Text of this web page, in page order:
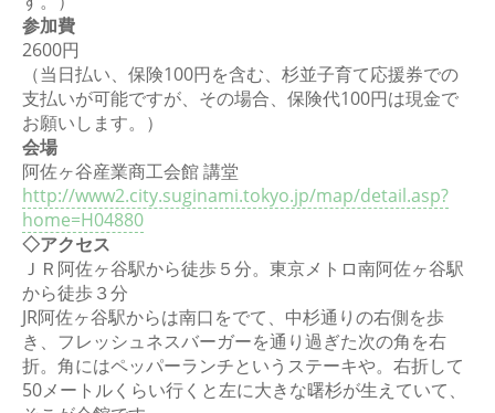
参加費
2600円
（当日払い、保険100円を含む、杉並子育て応援券での
支払いが可能ですが、その場合、保険代100円は現金で
お願いします。）
会場
阿佐ヶ谷産業商工会館 講堂
http://www2.city.suginami.tokyo.jp/map/detail.asp?
home=H04880
◇アクセス
ＪＲ阿佐ヶ谷駅から徒歩５分。東京メトロ南阿佐ヶ谷駅
から徒歩３分
JR阿佐ヶ谷駅からは南口をでて、中杉通りの右側を歩
き、フレッシュネスバーガーを通り過ぎた次の角を右
折。角にはペッパーランチというステーキや。右折して
50メートルくらい行くと左に大きな曙杉が生えていて、